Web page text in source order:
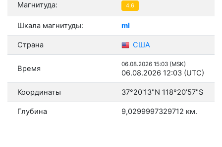
Магнитуда: 4.6
Шкала магнитуды: ml
Страна США
Время 06.08.2026 15:03 (MSK)
06.08.2026 12:03 (UTC)
Координаты 37°20'13"N 118°20'57"S
Глубина 9,0299997329712 км.